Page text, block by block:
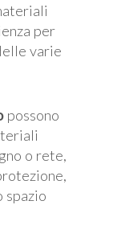
per
varie
possono
o rete,
spazio